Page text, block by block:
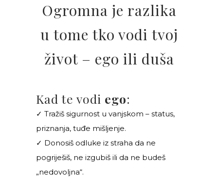
Ogromna je razlika
u tome tko vodi tvoj
život – ego ili duša
Kad te vodi ego:
✓ Tražiš sigurnost u vanjskom – status,
priznanja, tuđe mišljenje.
✓ Donosiš odluke iz straha da ne
pogriješiš, ne izgubiš ili da ne budeš
„nedovoljna“.